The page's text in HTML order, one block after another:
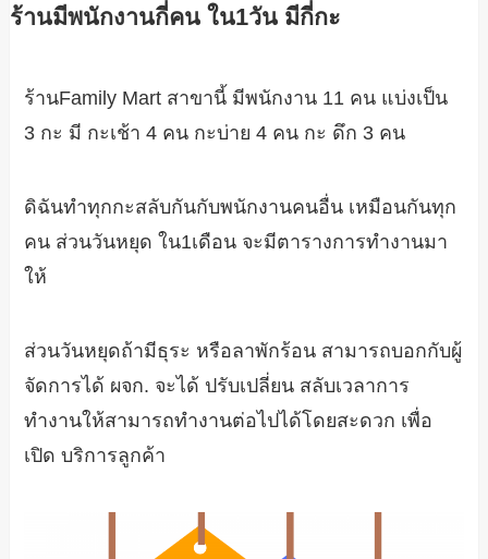
ร้านมีพนักงานกี่คน ใน1วัน มีกี่กะ
ร้านFamily Mart สาขานี้ มีพนักงาน 11 คน แบ่งเป็น
3 กะ มี กะเช้า 4 คน กะบ่าย 4 คน กะ ดึก 3 คน
ดิฉันทำทุกกะสลับกันกับพนักงานคนอื่น เหมือนกันทุก
คน ส่วนวันหยุด ใน1เดือน จะมีตารางการทำงานมา
ให้
ส่วนวันหยุดถ้ามีธุระ หรือลาพักร้อน สามารถบอกกับผู้
จัดการได้ ผจก. จะได้ ปรับเปลี่ยน สลับเวลาการ
ทำงานให้สามารถทำงานต่อไปได้โดยสะดวก เพื่อ
เปิด บริการลูกค้า